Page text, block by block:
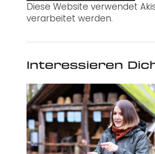
Diese Website verwendet
verarbeitet werden.
Interessieren